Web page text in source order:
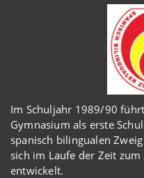
Im Schuljahr 1989/90
Gymnasium als erste
spanisch bilingualen
sich im Laufe der Zeit
entwickelt.